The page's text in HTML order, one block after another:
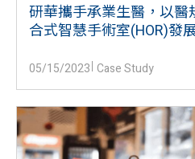
研華攜手承業生醫，以醫
合式智慧手術室(HOR)發
05/15/2023 Case Study